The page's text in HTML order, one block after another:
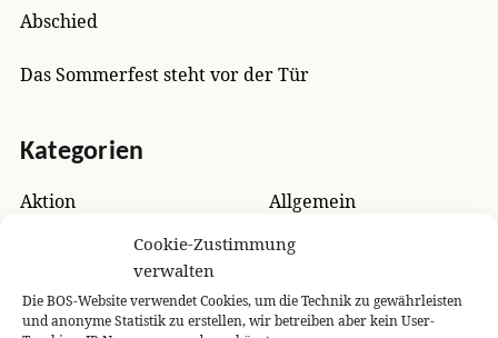
Cookie-Zustimmung
verwalten
Die BOS-Website verwendet Cookies, um die Technik zu gewährleisten
und anonyme Statistik zu erstellen, wir betreiben aber kein User-
Abschied
Das Sommerfest steht vor der Tür
Kategorien
Aktion
Allgemein
Arbeitsgruppe
Ausflug
Außerschulisches Lernen
Autorenlesung
Berufsorientierung